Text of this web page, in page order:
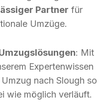
Partner für
Umzüge.
: Mit
Expertenwissen
nach Slough so
wie möglich verläuft.